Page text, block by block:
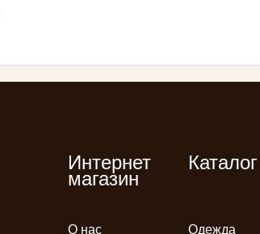
Интернет
магазин
О нас
Каталог
Одежда